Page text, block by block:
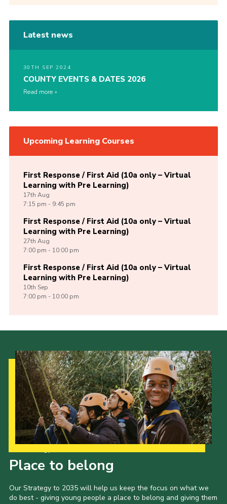
Latest news
30TH SEP 2024
COUNTY EVENTS & DATES 2026
Read more
Upcoming Learning Courses
First Response / First Aid (10a only – Virtual
Learning with Pre Learning)
17th Aug
7:15 pm - 9:45 pm
First Response / First Aid (10a only – Virtual
Learning with Pre Learning)
27th Aug
7:00 pm - 10:00 pm
First Response / First Aid (10a only – Virtual
Learning with Pre Learning)
10th Sep
7:00 pm - 10:00 pm
Place to belong
Our Strategy to 2035 will help us keep the focus on what we
do best - giving young people a place to belong and giving them